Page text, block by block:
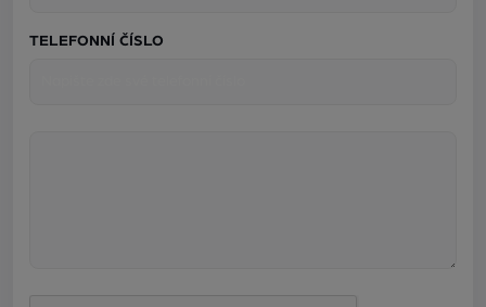
TELEFONNÍ ČÍSLO